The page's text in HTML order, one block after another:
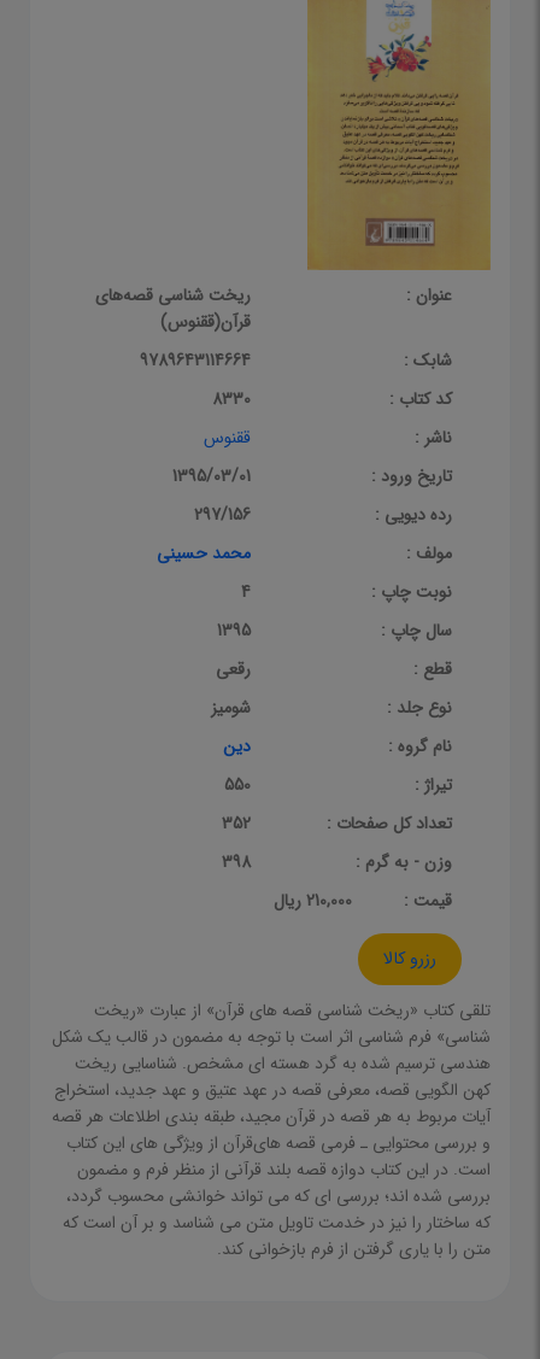
عنوان :
ریخت شناسی قصه‌های
قرآن(ققنوس)
شابک :
9789643114664
کد کتاب :
8330
ناشر :
ققنوس
تاریخ ورود :
1395/03/01
رده دیویی :
297/156
مولف :
محمد حسینی
نوبت چاپ :
4
سال چاپ :
1395
قطع :
رقعی
نوع جلد :
شومیز
نام گروه :
دین
تیراژ :
550
تعداد کل صفحات :
352
وزن - به گرم :
398
قيمت :
210,000 ریال
رزرو کالا
تلقی‌ کتاب‌ «ریخت‌ شناسی‌ قصه‌ های‌ قرآن‌» از عبارت‌ «ریخت‌
شناسی‌» فرم شناسی‌ اثر است‌ با توجه‌ به‌ مضمون‌ در قالب‌ یک‌ شکل‌
هندسی‌ ترسیم‌ شده‌ به‌ گرد هسته‌ ای‌ مشخص‌. شناسایی‌ ریخت‌
کهن‌ الگویی‌ قصه‌، معرفی‌ قصه‌ در عهد عتیق‌ و عهد جدید، استخراج‌
آیات‌ مربوط‌ به‌ هر قصه‌ در قرآن‌ مجید، طبقه‌ بندی‌ اطلاعات‌ هر قصه‌
و بررسی‌ محتوایی‌ ـ فرمی‌ قصه‌ های‌قرآن‌ از ویژگی‌ های‌ این‌ کتاب‌
است‌. در این‌ کتاب‌ دوازه‌ قصه بلند قرآنی‌ از منظر فرم‌ و مضمون‌
بررسی‌ شده‌ اند؛ بررسی‌ ای‌ که‌ می‌ تواند خوانشی‌ محسوب‌ گردد،
که‌ ساختار را نیز در خدمت‌ تاویل‌ متن‌ می‌ شناسد و بر آن‌ است‌ که‌
متن‌ را با یاری‌ گرفتن‌ از فرم‌ بازخوانی‌ کند.